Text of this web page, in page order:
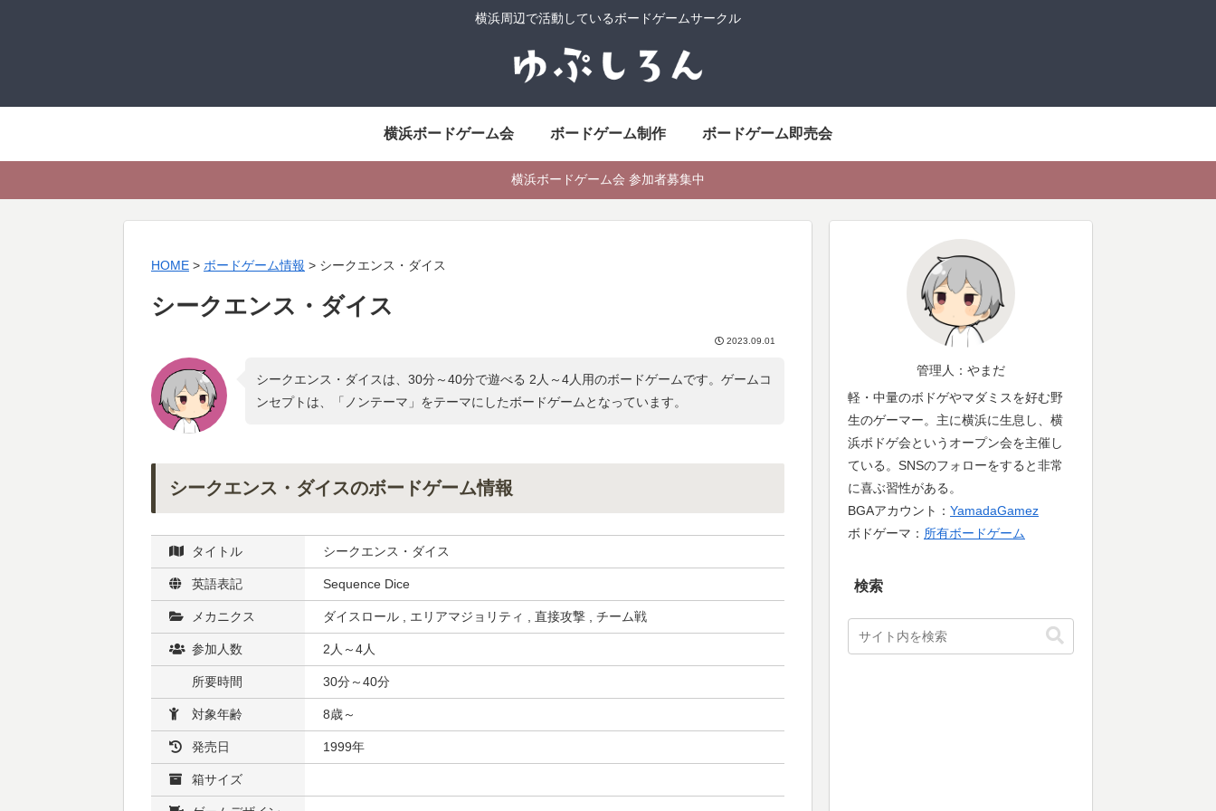
横浜周辺で活動しているボードゲームサークル
横浜ボードゲーム会 ボードゲーム制作 ボードゲーム即売会
横浜ボードゲーム会 参加者募集中
HOME > ボードゲーム情報 > シークエンス・ダイス
シークエンス・ダイス
2023.09.01
シークエンス・ダイスは、30分～40分で遊べる 2人～4人用のボードゲームです。ゲームコ
ンセプトは、「 ノンテーマ 」をテーマにしたボードゲームとなっています。
シークエンス・ダイスのボードゲーム情報
タイトル シークエンス・ダイス
英語表記 Sequence Dice
メカニクス ダイスロール , エリアマジョリティ , 直接攻撃 , チーム戦
参加人数 2人～4人
所要時間 30分～40分
対象年齢 8歳～
発売日 1999年
箱サイズ
管理人：やまだ
軽・中量のボドゲやマダミスを好む野
生のゲーマー。主に横浜に生息し、横
浜ボドゲ会というオープン会を主催し
ている。SNSのフォローをすると非常
に喜ぶ習性がある。
BGAアカウント： YamadaGamez
ボドゲーマ： 所有ボードゲーム
検索